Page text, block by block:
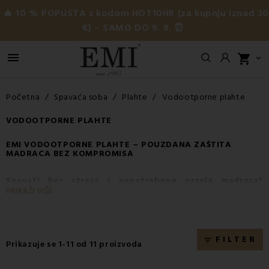
🔥 10 % POPUSTA s kodom HOT10HR (za kupnju iznad 30
€) – SAMO DO 9. 8. ⏰
 shopping_cart 
Početna Spavaća soba Plahte
Vodootporne plahte
VODOOTPORNE PLAHTE
EMI VODOOTPORNE PLAHTE – POUZDANA ZAŠTITA
MADRACA BEZ KOMPROMISA
Rješenje su visokokvalitetne EMI vodootporne plahte, koje
inkontinencijom
ili jednostavno za sve koji žele produžiti vijek
trajanja svog
madraca
, a istovremeno uživati u mirnom i
PRIKAŽI VIŠE
filter_list FILTER
Prikazuje se 1-11 od 11 proizvoda